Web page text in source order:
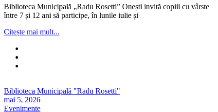
Biblioteca Municipală „Radu Rosetti” Onești invită copiii cu vârste
între 7 și 12 ani să participe, în lunile iulie și
Citește mai mult...
Biblioteca Municipală "Radu Rosetti"
mai 5, 2026
Evenimente